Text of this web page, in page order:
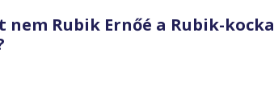
nem Rubik Ernőé a Rubik-kocka